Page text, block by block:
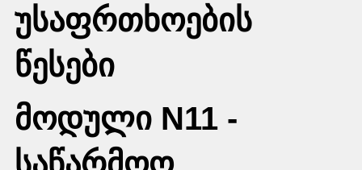
უსაფრთხოების
წესები
მოდული N11 -